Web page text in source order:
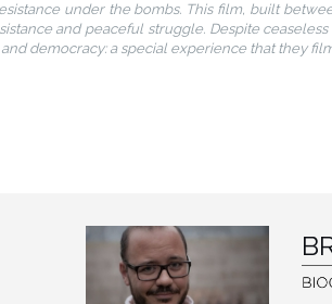
under the bombs. This film, built
and peaceful struggle. Despite
democracy: a special experience that they